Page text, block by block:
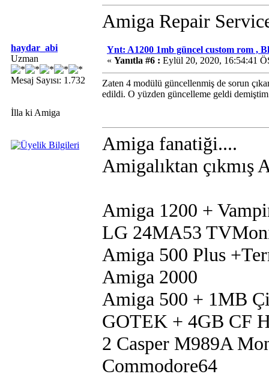
Amiga Repair
haydar_abi
Uzman
Mesaj Sayısı: 1.732
İlla ki Amiga
Ynt: A1200 1mb güncel custom rom ,
« Yanıtla #6 : Eylül 20, 2020, 16:54:41
Zaten 4 modülü güncellenmiş de sorun
edildi. O yüzden güncelleme geldi
Amiga fanatiği....
Amigalıktan çıkmış
Amiga 1200 +
LG 24MA53
Amiga 500 Plus
Amiga 2000
Amiga 500 + 1MB
GOTEK + 4GB CF
2 Casper M989A
Commodore64